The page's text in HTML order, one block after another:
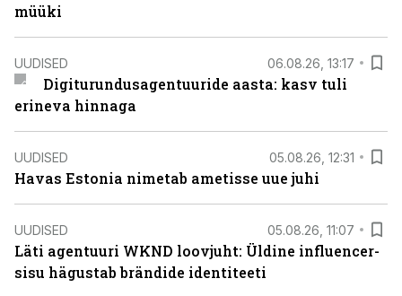
müüki
UUDISED 06.08.26, 13:17
Digiturundusagentuuride aasta: kasv tuli
erineva hinnaga
UUDISED 05.08.26, 12:31
Havas Estonia nimetab ametisse uue juhi
UUDISED 05.08.26, 11:07
Läti agentuuri WKND loovjuht: Üldine influencer-
sisu hägustab brändide identiteeti